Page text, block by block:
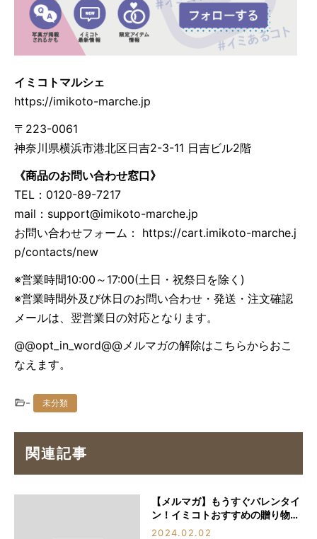
イミコトマルシェ
https://imikoto-marche.jp
〒223-0061
神奈川県横浜市港北区日吉2-3-11 日吉ビル2階
《商品のお問い合わせ窓口》
TEL：0120-89-7217
mail： support@imikoto-marche.jp
お問い合わせフォーム： https://cart.imikoto-marche.j
p/contacts/new
※営業時間10:00～17:00(土日・祝祭日を除く)
※営業時間外及び休日のお問い合わせ・発送・注文確認
メールは、翌営業日の対応となります。
@@opt_in_word@@メルマガの解除はこちらからおこ
なえます。
- 未分類
関連記事
【メルマガ】もうすぐバレンタイ
ン！イミコトおすすめの贈り物3
選
2024.02.02